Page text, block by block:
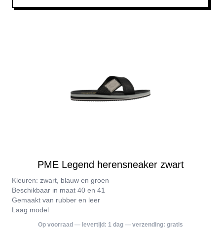
PME Legend herensneaker zwart
Kleuren: zwart, blauw en groen
Beschikbaar in maat 40 en 41
Gemaakt van rubber en leer
Laag model
Op voorraad — levertijd: 1 dag — verzending: gratis